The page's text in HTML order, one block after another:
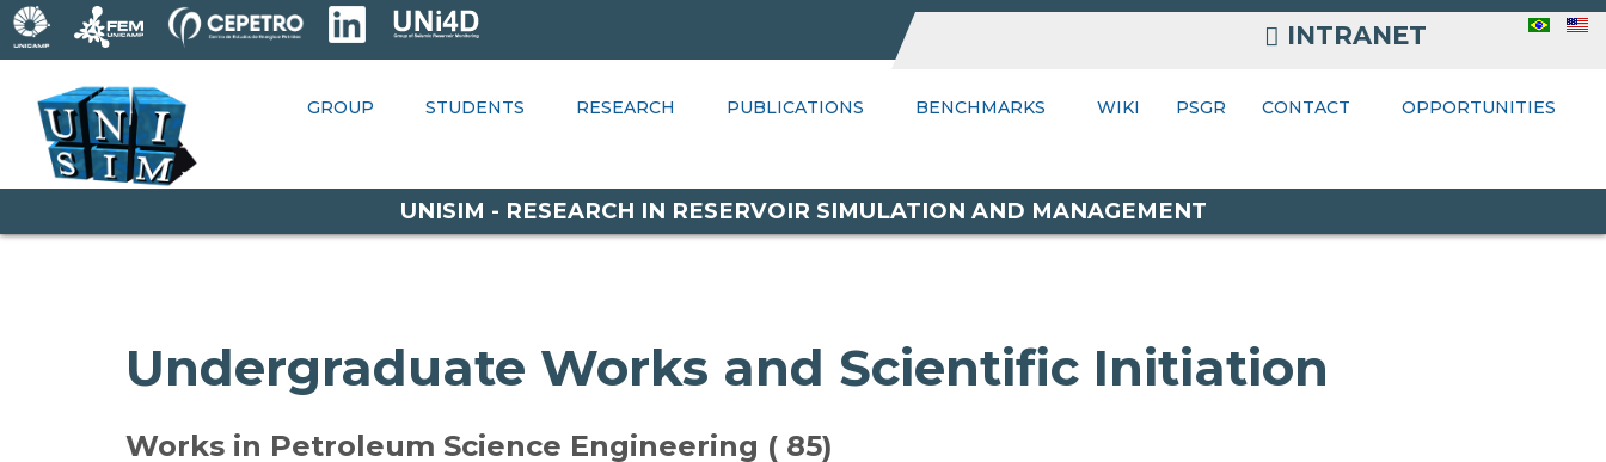
INTRANET
GROUP STUDENTS RESEARCH PUBLICATIONS BENCHMARKS WIKI PSGR CONTACT
OPPORTUNITIES
INTRANET
GROUP STUDENTS RESEARCH PUBLICATIONS BENCHMARKS WIKI PSGR CONTACT OPPORTUNITIES
UNISIM - RESEARCH IN RESERVOIR SIMULATION AND MANAGEMENT
Undergraduate Works and Scientific Initiation
Works in Petroleum Science Engineering ( 85)